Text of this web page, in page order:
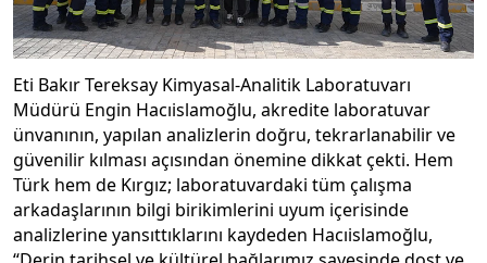
Eti Bakır Tereksay Kimyasal-Analitik Laboratuvarı
Müdürü Engin Hacıislamoğlu, akredite laboratuvar
ünvanının, yapılan analizlerin doğru, tekrarlanabilir ve
güvenilir kılması açısından önemine dikkat çekti. Hem
Türk hem de Kırgız; laboratuvardaki tüm çalışma
arkadaşlarının bilgi birikimlerini uyum içerisinde
analizlerine yansıttıklarını kaydeden Hacıislamoğlu,